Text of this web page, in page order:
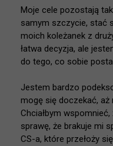
Moje cele pozostają
samym szczycie, stać
moich koleżanek z
łatwa decyzja, ale
do tego, co sobie
Jestem bardzo
mogę się doczekać, aż
Chciałbym
sprawę, że brakuje mi
CS-a, które przełoży